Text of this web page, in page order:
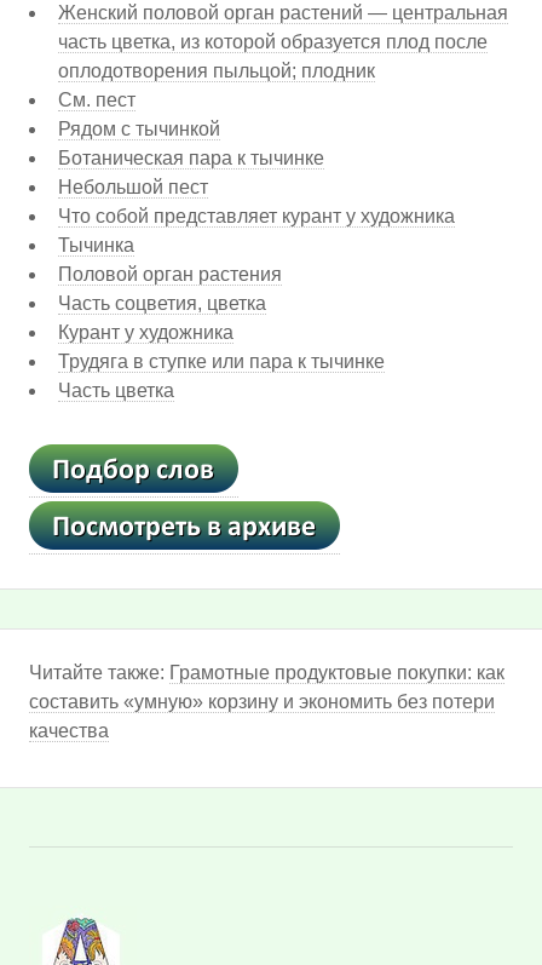
Женский половой орган растений — центральная
часть цветка, из которой образуется плод после
оплодотворения пыльцой; плодник
См. пест
Рядом с тычинкой
Ботаническая пара к тычинке
Небольшой пест
Что собой представляет курант у художника
Тычинка
Половой орган растения
Часть соцветия, цветка
Курант у художника
Трудяга в ступке или пара к тычинке
Часть цветка
Читайте также: Грамотные продуктовые покупки: как
составить «умную» корзину и экономить без потери
качества